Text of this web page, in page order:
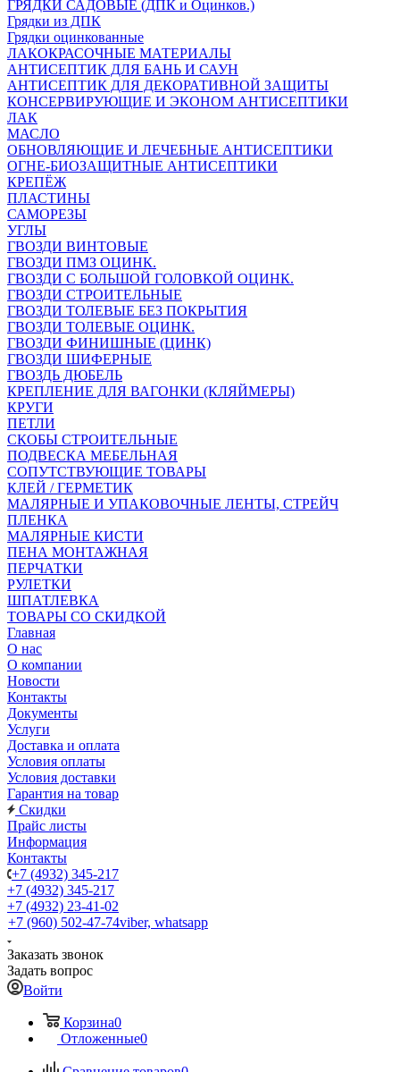
ГРЯДКИ САДОВЫЕ (ДПК и Оцинков.)
Грядки из ДПК
Грядки оцинкованные
ЛАКОКРАСОЧНЫЕ МАТЕРИАЛЫ
АНТИСЕПТИК ДЛЯ БАНЬ И САУН
АНТИСЕПТИК ДЛЯ ДЕКОРАТИВНОЙ ЗАЩИТЫ
КОНСЕРВИРУЮЩИЕ И ЭКОНОМ АНТИСЕПТИКИ
ЛАК
МАСЛО
ОБНОВЛЯЮЩИЕ И ЛЕЧЕБНЫЕ АНТИСЕПТИКИ
ОГНЕ-БИОЗАЩИТНЫЕ АНТИСЕПТИКИ
КРЕПЁЖ
ПЛАСТИНЫ
САМОРЕЗЫ
УГЛЫ
ГВОЗДИ ВИНТОВЫЕ
ГВОЗДИ ПМЗ ОЦИНК.
ГВОЗДИ С БОЛЬШОЙ ГОЛОВКОЙ ОЦИНК.
ГВОЗДИ СТРОИТЕЛЬНЫЕ
ГВОЗДИ ТОЛЕВЫЕ БЕЗ ПОКРЫТИЯ
ГВОЗДИ ТОЛЕВЫЕ ОЦИНК.
ГВОЗДИ ФИНИШНЫЕ (ЦИНК)
ГВОЗДИ ШИФЕРНЫЕ
ГВОЗДЬ ДЮБЕЛЬ
КРЕПЛЕНИЕ ДЛЯ ВАГОНКИ (КЛЯЙМЕРЫ)
КРУГИ
ПЕТЛИ
СКОБЫ СТРОИТЕЛЬНЫЕ
ПОДВЕСКА МЕБЕЛЬНАЯ
СОПУТСТВУЮЩИЕ ТОВАРЫ
КЛЕЙ / ГЕРМЕТИК
МАЛЯРНЫЕ И УПАКОВОЧНЫЕ ЛЕНТЫ, СТРЕЙЧ
ПЛЕНКА
МАЛЯРНЫЕ КИСТИ
ПЕНА МОНТАЖНАЯ
ПЕРЧАТКИ
РУЛЕТКИ
ШПАТЛЕВКА
ТОВАРЫ СО СКИДКОЙ
Главная
О нас
О компании
Новости
Контакты
Документы
Услуги
Доставка и оплата
Условия оплаты
Условия доставки
Гарантия на товар
Скидки
Прайс листы
Информация
Контакты
+7 (4932) 345-217
+7 (4932) 345-217
+7 (4932) 23-41-02
+7 (960) 502-47-74viber, whatsapp
Заказать звонок
Задать вопрос
Войти
Корзина0
Отложенные0